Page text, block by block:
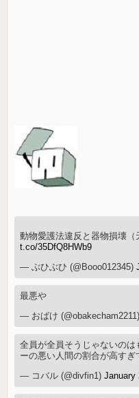
動物愛護法違反と器物損壊
t.co/35DfQ8HWb9
— ぶひぶひ (@Booo012345)
最悪や
— おばけ
全員が全員そうじゃないの
ーの悪い人間の割合が高すぎ
— コバル (@divfin1)January